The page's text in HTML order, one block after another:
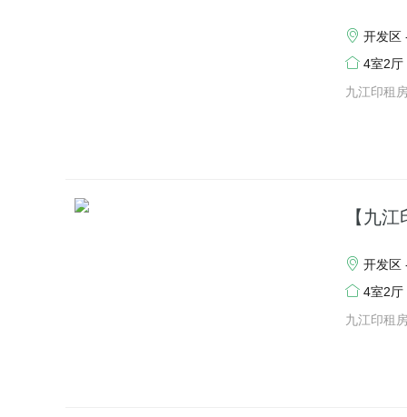
开发
4室2厅
九江印租
【九
开发
4室2厅
九江印租